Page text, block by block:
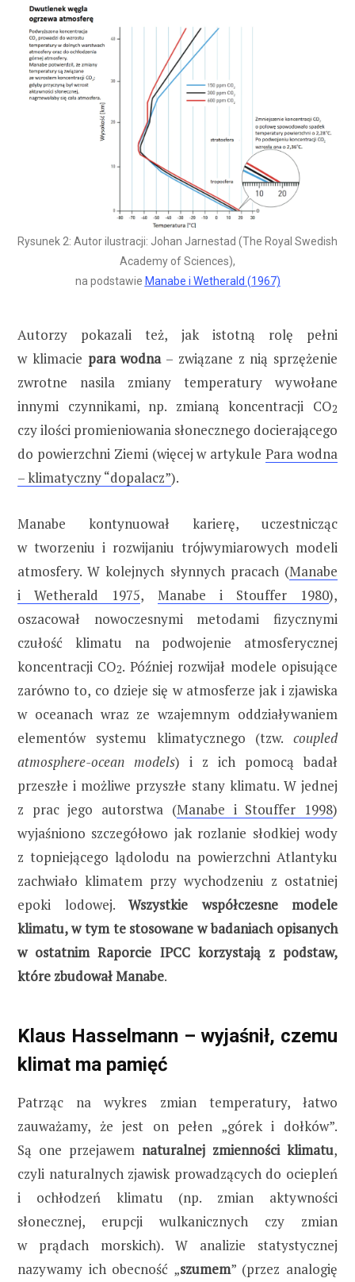
Rysunek 2: Autor ilustracji: Johan Jarnestad (The Royal Swedish
Academy of Sciences),
na podstawie Manabe i Wetherald (1967)
Autorzy pokazali też, jak istotną rolę pełni
w klimacie para wodna– związane z nią sprzężenie
zwrotne nasila zmiany temperatury wywołane
innymi czynnikami, np. zmianą koncentracji CO2
czy ilości promieniowania słonecznego docierającego
do powierzchni Ziemi (więcej w artykulePara wodna
– klimatyczny “dopalacz”).
Manabe kontynuował karierę, uczestnicząc
w tworzeniu i rozwijaniu trójwymiarowych modeli
atmosfery. W kolejnych słynnych pracach (Manabe
i Wetherald 1975, Manabe i Stouffer 1980),
oszacował nowoczesnymi metodami fizycznymi
czułość klimatu na podwojenie atmosferycznej
koncentracji CO2. Później rozwijał modele opisujące
zarówno to, co dzieje się w atmosferze jak i zjawiska
w oceanach wraz ze wzajemnym oddziaływaniem
elementów systemu klimatycznego (tzw. coupled
atmosphere-ocean models) i z ich pomocą badał
przeszłe i możliwe przyszłe stany klimatu. W jednej
z prac jego autorstwa (Manabe i Stouffer 1998)
wyjaśniono szczegółowo jak rozlanie słodkiej wody
z topniejącego lądolodu na powierzchni Atlantyku
zachwiało klimatem przy wychodzeniu z ostatniej
epoki lodowej. Wszystkie współczesne modele
klimatu, w tym te stosowane w badaniach opisanych
w ostatnim Raporcie IPCC korzystają z podstaw,
które zbudował Manabe.
Klaus Hasselmann – wyjaśnił, czemu
klimat ma pamięć
Patrząc na wykres zmian temperatury, łatwo
zauważamy, że jest on pełen „górek i dołków”.
Są one przejawem naturalnej zmienności klimatu,
czyli naturalnych zjawisk prowadzących do ociepleń
i ochłodzeń klimatu (np. zmian aktywności
słonecznej, erupcji wulkanicznych czy zmian
w prądach morskich). W analizie statystycznej
nazywamy ich obecność „szumem” (przez analogię